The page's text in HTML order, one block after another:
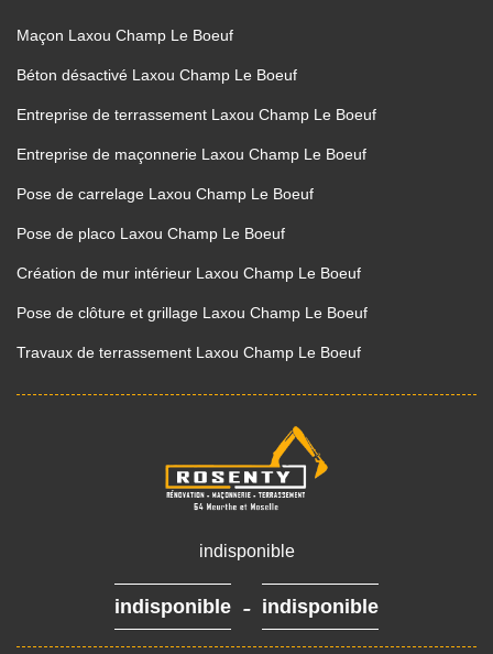
Maçon Laxou Champ Le Boeuf
Béton désactivé Laxou Champ Le Boeuf
Entreprise de terrassement Laxou Champ Le Boeuf
Entreprise de maçonnerie Laxou Champ Le Boeuf
Pose de carrelage Laxou Champ Le Boeuf
Pose de placo Laxou Champ Le Boeuf
Création de mur intérieur Laxou Champ Le Boeuf
Pose de clôture et grillage Laxou Champ Le Boeuf
Travaux de terrassement Laxou Champ Le Boeuf
indisponible
indisponible - indisponible